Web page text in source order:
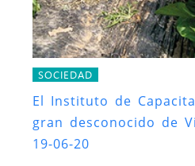
SOCIEDAD
El Instituto de
gran desconocido de
19-06-20